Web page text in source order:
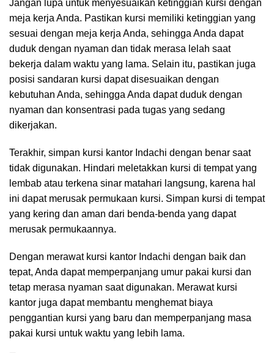
Jangan lupa untuk menyesuaikan ketinggian kursi dengan
meja kerja Anda. Pastikan kursi memiliki ketinggian yang
sesuai dengan meja kerja Anda, sehingga Anda dapat
duduk dengan nyaman dan tidak merasa lelah saat
bekerja dalam waktu yang lama. Selain itu, pastikan juga
posisi sandaran kursi dapat disesuaikan dengan
kebutuhan Anda, sehingga Anda dapat duduk dengan
nyaman dan konsentrasi pada tugas yang sedang
dikerjakan.
Terakhir, simpan kursi kantor Indachi dengan benar saat
tidak digunakan. Hindari meletakkan kursi di tempat yang
lembab atau terkena sinar matahari langsung, karena hal
ini dapat merusak permukaan kursi. Simpan kursi di tempat
yang kering dan aman dari benda-benda yang dapat
merusak permukaannya.
Dengan merawat kursi kantor Indachi dengan baik dan
tepat, Anda dapat memperpanjang umur pakai kursi dan
tetap merasa nyaman saat digunakan. Merawat kursi
kantor juga dapat membantu menghemat biaya
penggantian kursi yang baru dan memperpanjang masa
pakai kursi untuk waktu yang lebih lama.